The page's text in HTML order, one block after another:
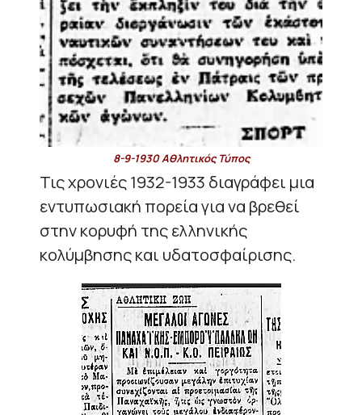
8-9-1930 Αθλητικός Τύπος
Τις χρονιές 1932-1933 διαγράφει μια
εντυπωσιακή πορεία για να βρεθεί
στην κορυφή της ελληνικής
κολύμβησης και υδατοσφαίρισης.